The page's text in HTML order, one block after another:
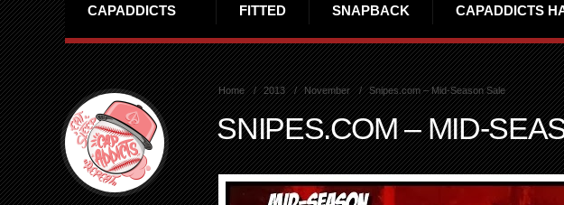
CAPADDICTS FITTED SNAPBACK CAPADDICTS
Home 2013 November Snipes.com – Mid-Season Sale
SNIPES.COM – MID-